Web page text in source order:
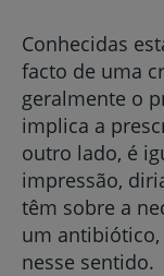
Conhecidas
facto de uma
geralmente o
implica a
outro lado, é
impressão,
têm sobre a
um
nesse sentido.